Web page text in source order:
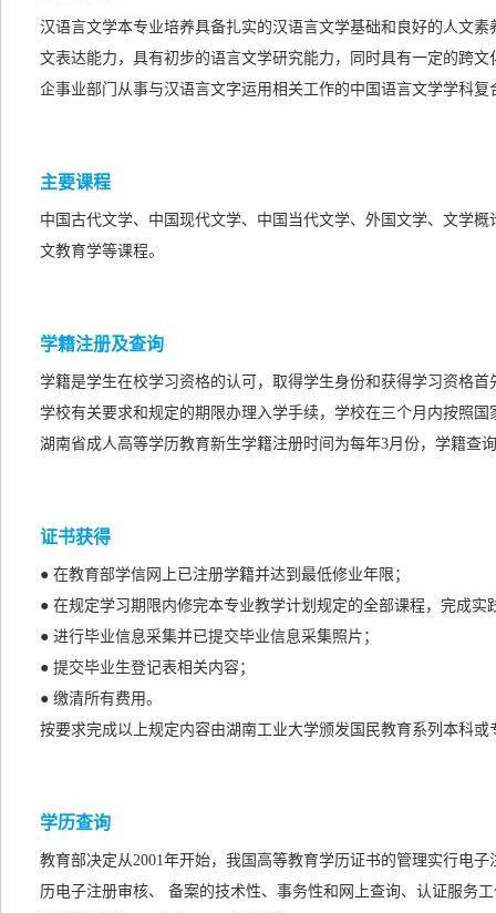
汉语言文学本专业培养具备扎实的汉语言文学基础和良好的人文
文表达能力，具有初步的语言文学研究能力，同时具有一定的跨
企事业部门从事与汉语言文字运用相关工作的中国语言文学学科复
主要课程
中国古代文学、中国现代文学、中国当代文学、外国文学、文学
文教育学等课程。
学籍注册及查询
学籍是学生在校学习资格的认可，取得学生身份和获得学习资格
学校有关要求和规定的期限办理入学手续，学校在三个月内按照
湖南省成人高等学历教育新生学籍注册时间为每年3月份，学籍查
证书获得
● 在教育部学信网上已注册学籍并达到最低修业年限；
● 在规定学习期限内修完本专业教学计划规定的全部课程，完成
● 进行毕业信息采集并已提交毕业信息采集照片；
● 提交毕业生登记表相关内容；
● 缴清所有费用。
按要求完成以上规定内容由湖南工业大学颁发国民教育系列本科
学历查询
教育部决定从2001年开始，我国高等教育学历证书的管理实行电
历电子注册审核、 备案的技术性、事务性和网上查询、认证服务